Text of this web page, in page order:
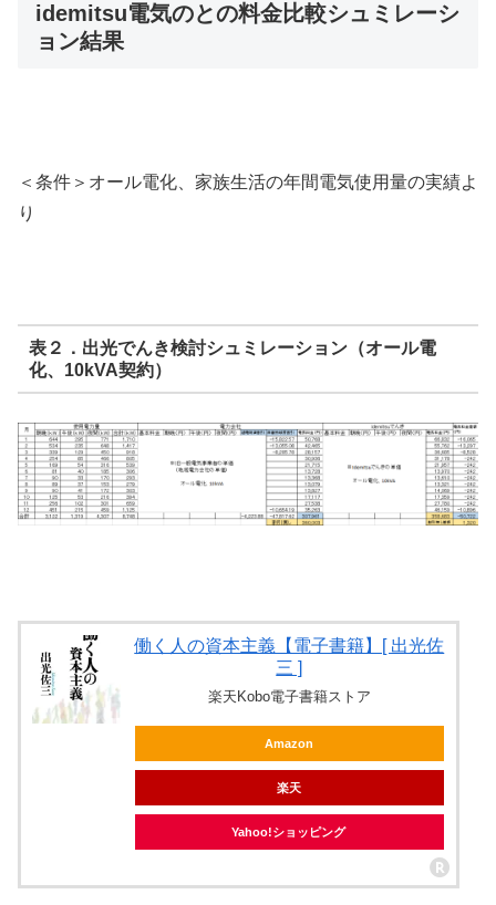
idemitsu電気のとの料金比較シュミレーシ
ョン結果
＜条件＞オール電化、家族生活の年間電気使用量の実績よ
り
表２．出光でんき検討シュミレーション（オール電
化、10kVA契約）
働く人の資本主義【電子書籍】[ 出光佐
三 ]
楽天Kobo電子書籍ストア
Amazon
楽天
Yahoo!ショッピング